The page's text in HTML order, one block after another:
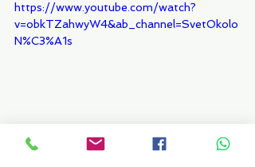
https://www.youtube.com/watch?
v=obkTZahwyW4&ab_channel=SvetOkolo
N%C3%A1s